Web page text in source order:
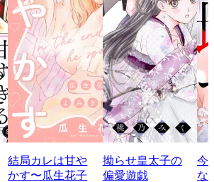
結局カレは甘や
かす〜瓜生花子
拗らせ皇太子の
偏愛遊戯
今
な